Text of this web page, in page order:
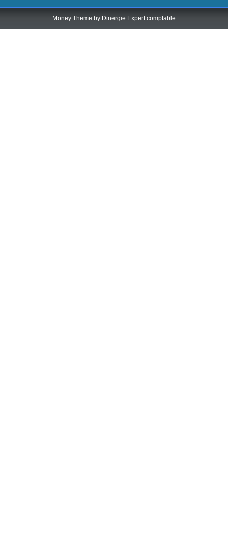
Money Theme by Dinergie Expert comptable